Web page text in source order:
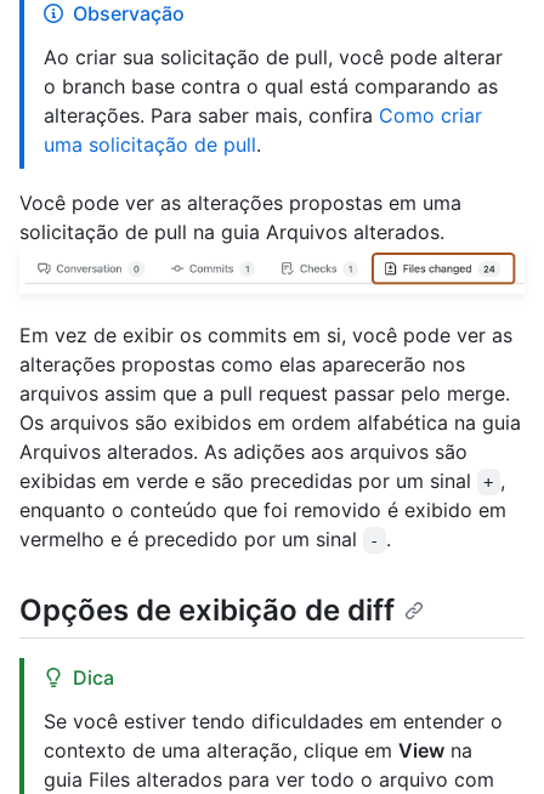
Observação
Ao criar sua solicitação de pull, você pode alterar
o branch base contra o qual está comparando as
alterações. Para saber mais, confira Como criar
uma solicitação de pull.
Você pode ver as alterações propostas em uma
solicitação de pull na guia Arquivos alterados.
Em vez de exibir os commits em si, você pode ver as
alterações propostas como elas aparecerão nos
arquivos assim que a pull request passar pelo merge.
Os arquivos são exibidos em ordem alfabética na guia
Arquivos alterados. As adições aos arquivos são
exibidas em verde e são precedidas por um sinal
+ ,
enquanto o conteúdo que foi removido é exibido em
vermelho e é precedido por um sinal
- .
Opções de exibição de diff
Dica
Se você estiver tendo dificuldades em entender o
contexto de uma alteração, clique em View na
guia Files alterados para ver todo o arquivo com